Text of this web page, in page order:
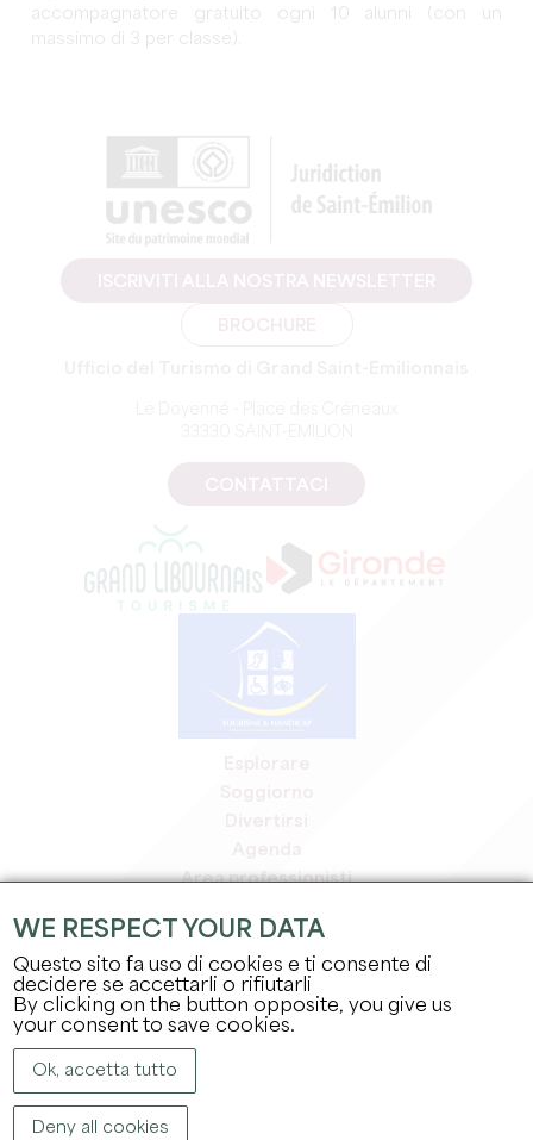
accompagnatore gratuito ogni 10 alunni (con un
massimo di 3 per classe).
Area professionisti
Area stampa
Offerte di lavoro e stage
Informazioni legali
Informativa sulla privacy
WE RESPECT YOUR DATA
Questo sito fa uso di cookies e ti consente di
decidere se accettarli o rifiutarli
By clicking on the button opposite, you give us
your consent to save cookies.
Ok, accetta tutto
Deny all cookies